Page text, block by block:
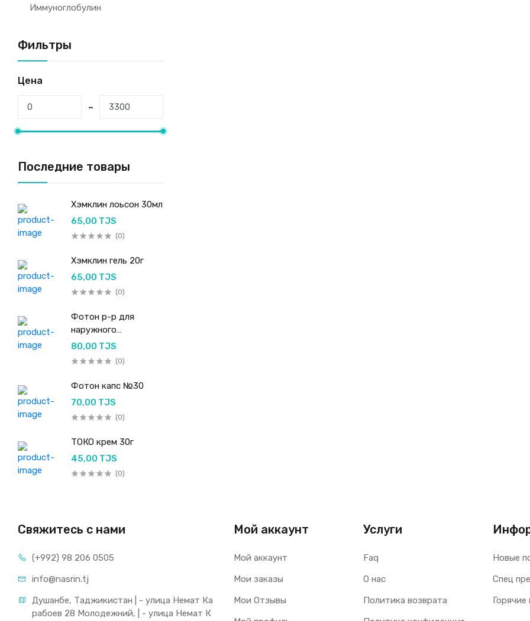
Иммуноглобулин
Фильтры
Цена
Последние товары
Хэмклин лоьсон 30мл
65,00 TJS
(0)
Хэмклин гель 20г
65,00 TJS
(0)
Фотон р-р для
наружного
применения 50мл
80,00 TJS
(0)
Фотон капс №30
70,00 TJS
(0)
ТОКО крем 30г
45,00 TJS
(0)
Свяжитесь с нами
(+992) 98 206 0505
info@nasrin.tj
Душанбе, Таджикистан | - улица Немат Ка
рабоев 28 Молодежний, | - улица Немат К
Мой аккаунт
Мой аккаунт
Мои заказы
Мои Отзывы
Услуги
Faq
О нас
Политика возврата
Новые
Спец